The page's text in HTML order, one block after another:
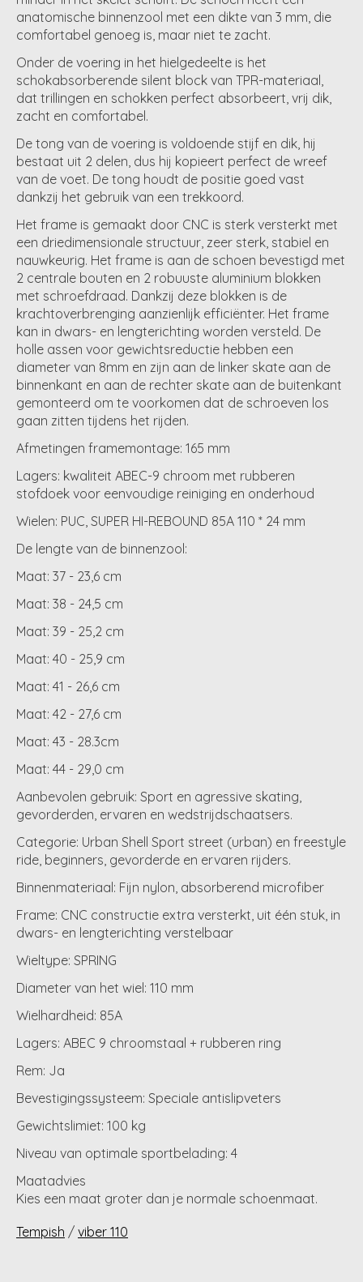
anatomische binnenzool met een dikte van 3 mm, die
comfortabel genoeg is, maar niet te zacht.
Onder de voering in het hielgedeelte is het
schokabsorberende silent block van TPR-materiaal,
dat trillingen en schokken perfect absorbeert, vrij dik,
zacht en comfortabel.
De tong van de voering is voldoende stijf en dik, hij
bestaat uit 2 delen, dus hij kopieert perfect de wreef
van de voet. De tong houdt de positie goed vast
dankzij het gebruik van een trekkoord.
Het frame is gemaakt door CNC is sterk versterkt met
een driedimensionale structuur, zeer sterk, stabiel en
nauwkeurig. Het frame is aan de schoen bevestigd met
2 centrale bouten en 2 robuuste aluminium blokken
met schroefdraad. Dankzij deze blokken is de
krachtoverbrenging aanzienlijk efficiënter. Het frame
kan in dwars- en lengterichting worden versteld. De
holle assen voor gewichtsreductie hebben een
diameter van 8mm en zijn aan de linker skate aan de
binnenkant en aan de rechter skate aan de buitenkant
gemonteerd om te voorkomen dat de schroeven los
gaan zitten tijdens het rijden.
Afmetingen framemontage: 165 mm
Lagers: kwaliteit ABEC-9 chroom met rubberen
stofdoek voor eenvoudige reiniging en onderhoud
Wielen: PUC, SUPER HI-REBOUND 85A 110 * 24 mm
De lengte van de binnenzool:
Maat: 37 - 23,6 cm
Maat: 38 - 24,5 cm
Maat: 39 - 25,2 cm
Maat: 40 - 25,9 cm
Maat: 41 - 26,6 cm
Maat: 42 - 27,6 cm
Maat: 43 - 28.3cm
Maat: 44 - 29,0 cm
Aanbevolen gebruik: Sport en agressive skating,
gevorderden, ervaren en wedstrijdschaatsers.
Categorie: Urban Shell Sport street (urban) en freestyle
ride, beginners, gevorderde en ervaren rijders.
Binnenmateriaal: Fijn nylon, absorberend microfiber
Frame: CNC constructie extra versterkt, uit één stuk, in
dwars- en lengterichting verstelbaar
Wieltype: SPRING
Diameter van het wiel: 110 mm
Wielhardheid: 85A
Lagers: ABEC 9 chroomstaal + rubberen ring
Rem: Ja
Bevestigingssysteem: Speciale antislipveters
Gewichtslimiet: 100 kg
Niveau van optimale sportbelading: 4
Maatadvies
Kies een maat groter dan je normale schoenmaat.
Tempish / viber 110